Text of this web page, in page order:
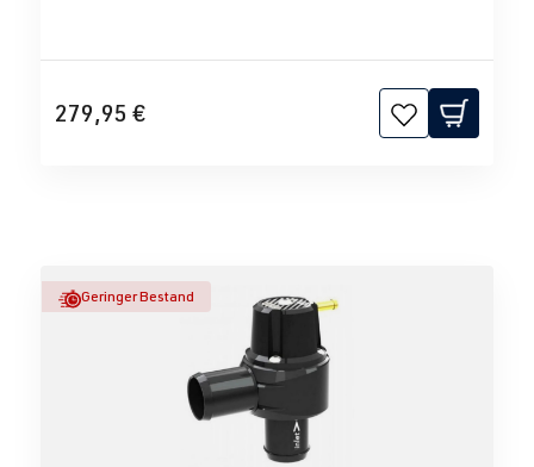
279,95 €
Geringer Bestand